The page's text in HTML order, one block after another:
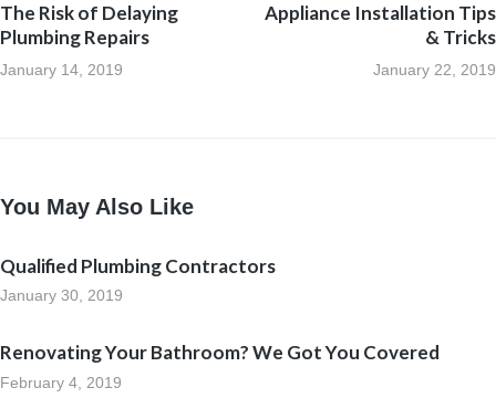
The Risk of Delaying
Plumbing Repairs
January 14, 2019
Appliance Installation Tips
& Tricks
January 22, 2019
You May Also Like
Qualified Plumbing Contractors
January 30, 2019
Renovating Your Bathroom? We Got You Covered
February 4, 2019